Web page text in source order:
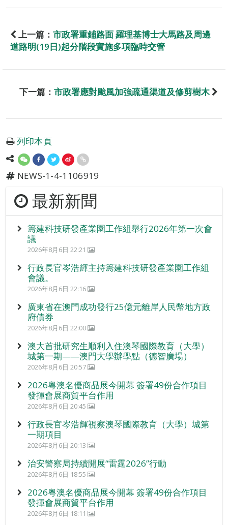
上一篇： 市政署重鋪路面 羅理基博士大馬路及周邊
道路明(19日)起分階段實施多項臨時交管
下一篇： 市政署應對颱風加強疏通渠道及修剪樹木
列印本頁
NEWS-1-4-1106919
最新新聞
籌建科技研發產業園工作組舉行2026年第一次會
議
2026年8月6日 22:21
行政長官岑浩輝主持籌建科技研發產業園工作組
會議。
2026年8月6日 22:16
廣東省在澳門成功發行25億元離岸人民幣地方政
府債券
2026年8月6日 22:00
澳大首批研究生順利入住澳琴國際教育（大學）
城第一期——澳門大學辦學點（德智廣場）
2026年8月6日 20:57
2026粵澳名優商品展今開幕 簽署49份合作項目
發揮會展商貿平台作用
2026年8月6日 20:45
行政長官岑浩輝視察澳琴國際教育（大學）城第
一期項目
2026年8月6日 20:13
治安警察局持續開展“雷霆2026”行動
2026年8月6日 18:55
2026粵澳名優商品展今開幕 簽署49份合作項目
發揮會展商貿平台作用
2026年8月6日 18:11